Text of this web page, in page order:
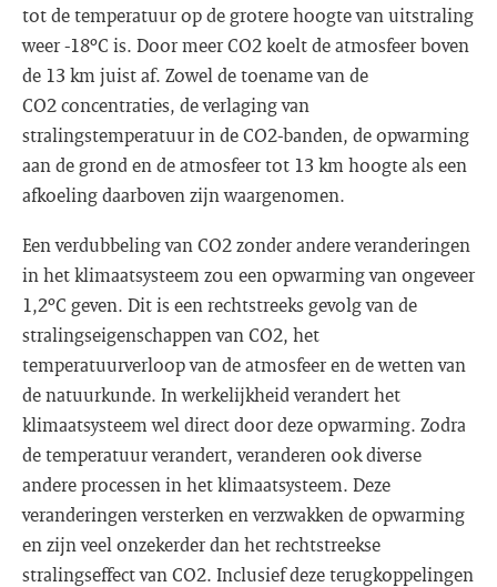
tot de temperatuur op de grotere hoogte van uitstraling
weer -18ºC is. Door meer CO2 koelt de atmosfeer boven
de 13 km juist af. Zowel de toename van de
CO2 concentraties, de verlaging van
stralingstemperatuur in de CO2-banden, de opwarming
aan de grond en de atmosfeer tot 13 km hoogte als een
afkoeling daarboven zijn waargenomen.
Een verdubbeling van CO2 zonder andere veranderingen
in het klimaatsysteem zou een opwarming van ongeveer
1,2ºC geven. Dit is een rechtstreeks gevolg van de
stralingseigenschappen van CO2, het
temperatuurverloop van de atmosfeer en de wetten van
de natuurkunde. In werkelijkheid verandert het
klimaatsysteem wel direct door deze opwarming. Zodra
de temperatuur verandert, veranderen ook diverse
andere processen in het klimaatsysteem. Deze
veranderingen versterken en verzwakken de opwarming
en zijn veel onzekerder dan het rechtstreekse
stralingseffect van CO2. Inclusief deze terugkoppelingen